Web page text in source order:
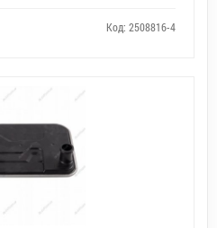
Код: 2508816-4